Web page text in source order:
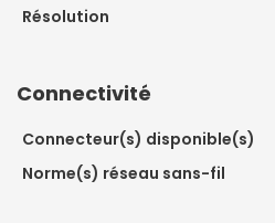
Résolution
Connectivité
Connecteur(s) disponible(s)
Norme(s) réseau sans-fil